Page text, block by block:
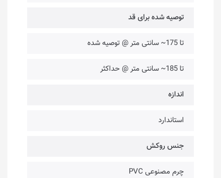
توصیه شده برای قد
تا 175~ سانتی متر @ توصیه شده
تا 185~ سانتی متر @ حداکثر
اندازه
استاندارد
جنس روکش
چرم مصنوعی PVC